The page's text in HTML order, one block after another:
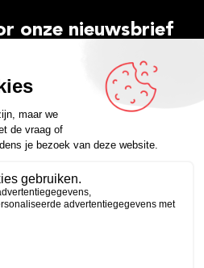
onze nieuwsbrief
Spotify